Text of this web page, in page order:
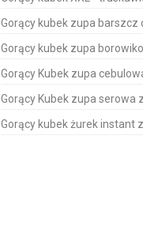
Gorący kubek zupa
Gorący kubek zupa
Gorący Kubek zupa
Gorący Kubek zupa serowa
Gorący kubek żurek instant